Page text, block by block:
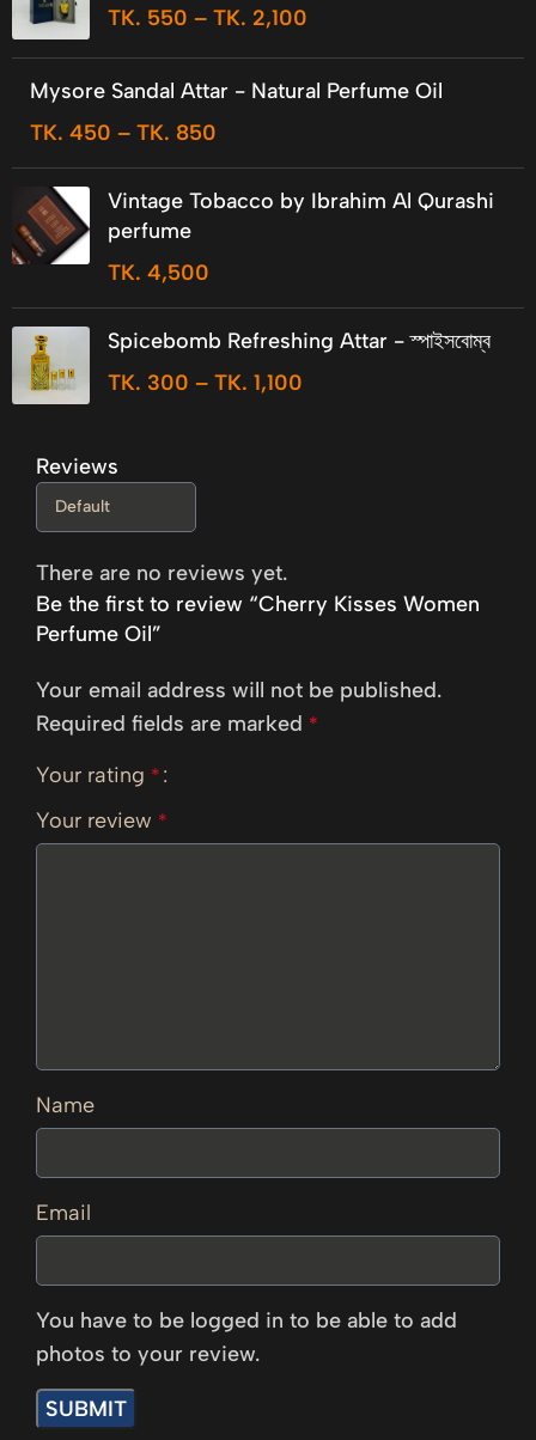
TK. 550 – TK. 2,100
Mysore Sandal Attar - Natural Perfume Oil
TK. 450 – TK. 850
Vintage Tobacco by Ibrahim Al Qurashi
perfume
TK. 4,500
Spicebomb Refreshing Attar - স্পাইসবোম্ব
TK. 300 – TK. 1,100
Reviews
There are no reviews yet.
Be the first to review “Cherry Kisses Women
Perfume Oil”
Your email address will not be published.
Required fields are marked *
Your rating *
Your review *
Name
Email
You have to be logged in to be able to add
photos to your review.